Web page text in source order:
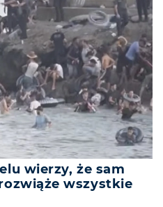
wierzy, że sam
wszystkie